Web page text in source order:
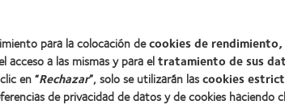
para la colocación decookies de rendimiento,
acceso a las mismas y para eltratamiento de sus
en “Rechazar”, solo se utilizarán lascookies
de privacidad de datos y de cookies haciendo